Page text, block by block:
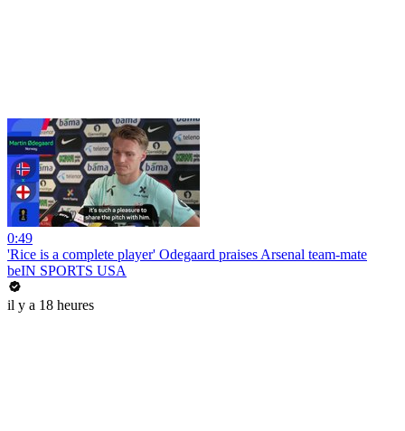
0:49
'Rice is a complete player' Odegaard praises Arsenal team-mate
beIN SPORTS USA
il y a 18 heures